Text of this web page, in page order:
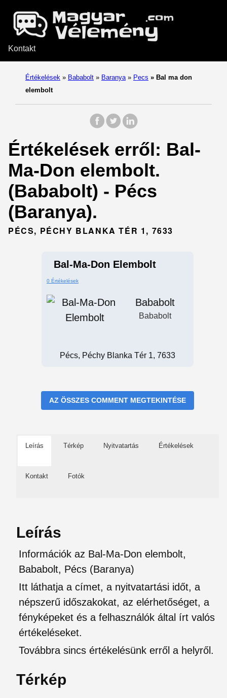
Kontakt
Értékelések » Bababolt » Baranya » Pecs » Bal ma don
elembolt
Értékelések erről: Bal-
Ma-Don elembolt.
(Bababolt) - Pécs
(Baranya).
PÉCS, PÉCHY BLANKA TÉR 1, 7633
Bal-Ma-Don Elembolt
0 Értékelések
Bababolt
Bababolt
Pécs, Péchy Blanka Tér 1, 7633
AZ ÖSSZES COMMENT MEGTEKINTÉSE
Leírás Térkép Nyitvatartás Értékelések
Kontakt Fotók
Leírás
Információk az Bal-Ma-Don elembolt,
Bababolt, Pécs (Baranya)
Itt láthatja a címet, a nyitvatartási időt, a
népszerű időszakokat, az elérhetőséget, a
fényképeket és a felhasználók által írt valós
értékeléseket.
Továbbra sincs értékelésünk erről a helyről.
Térkép